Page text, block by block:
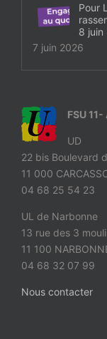
Pour
8 juin
7 juin 2026
FSU
UD
22 bis Boulevard
11 000
04 68 25 54 23
UL de Narbonne
13 rue des 3
11 100
04 68 32 07 99
Nous contacter